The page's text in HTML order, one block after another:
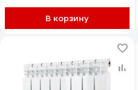
В корзину